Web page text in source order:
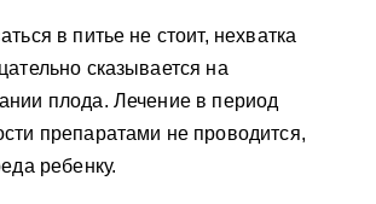
в питье не стоит, нехватка
сказывается на
плода. Лечение в период
препаратами не проводится,
ребенку.